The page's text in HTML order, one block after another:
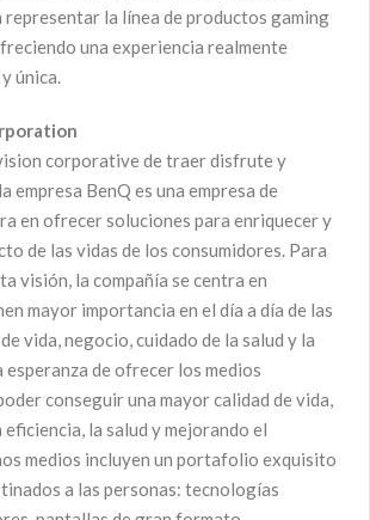
representar la línea de productos gaming
una experiencia realmente
única.
corporative de traer disfrute y
empresa BenQ es una empresa de
en ofrecer soluciones para enriquecer y
de las vidas de los consumidores. Para
visión, la compañía se centra en
mayor importancia en el día a día de las
vida, negocio, cuidado de la salud y la
esperanza de ofrecer los medios
conseguir una mayor calidad de vida,
la salud y mejorando el
medios incluyen un portafolio exquisito
a las personas: tecnologías